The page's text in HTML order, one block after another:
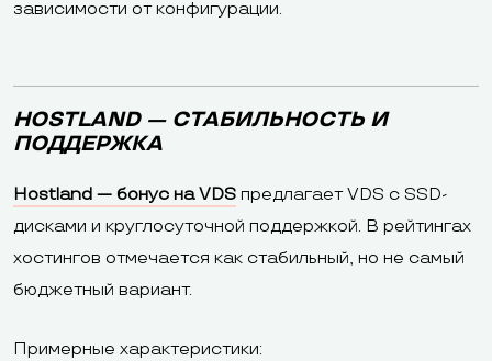
зависимости от конфигурации.
HOSTLAND — СТАБИЛЬНОСТЬ И
ПОДДЕРЖКА
Hostland — бонус на VDS предлагает VDS с SSD-
дисками и круглосуточной поддержкой. В рейтингах
хостингов отмечается как стабильный, но не самый
бюджетный вариант.
Примерные характеристики: